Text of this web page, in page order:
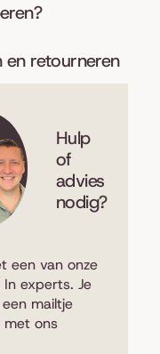
en retourneren
Hulp
of
advies
nodig?
een van onze
In experts. Je
mailtje
met ons